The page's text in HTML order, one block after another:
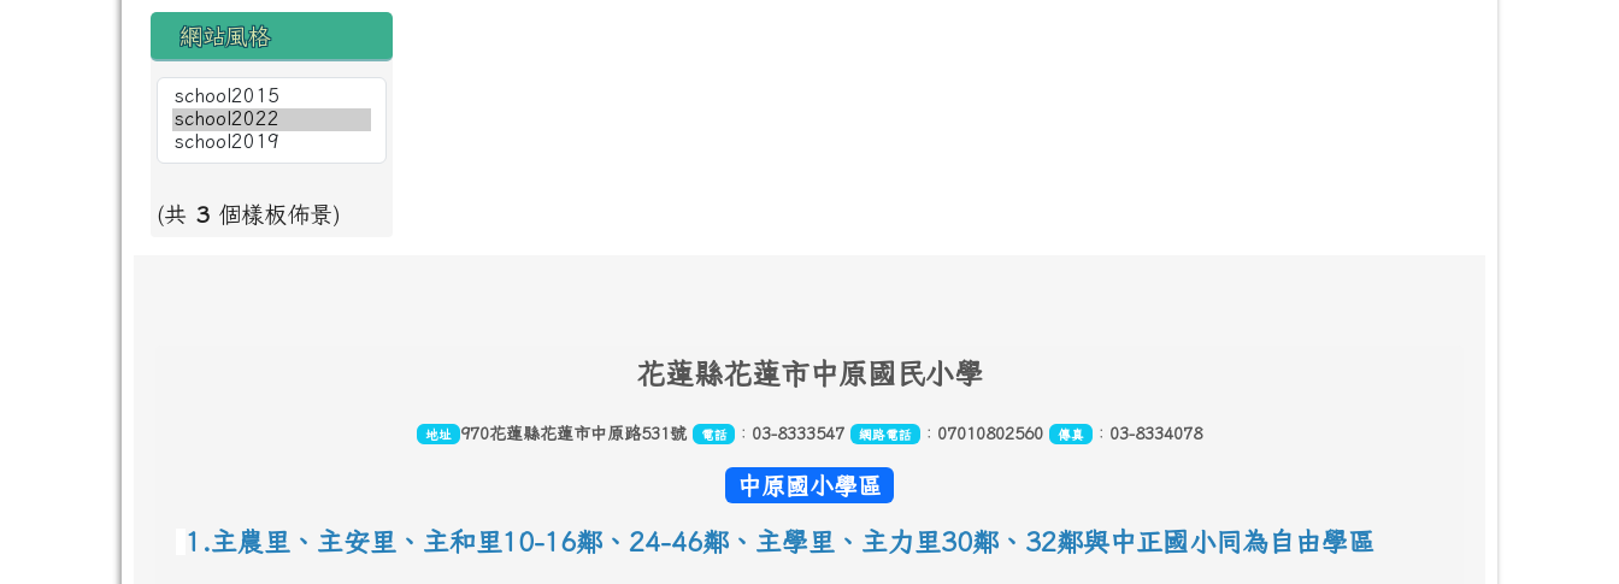
網站風格
(共 3個樣板佈景)
花蓮縣花蓮市中原國民小學
地址 970花蓮縣花蓮市中原路531號 電話 ： 03-8333547 網路電話 ： 07010802560 傳真 ： 03-8334078
中原國小學區
1.主農里、主安里、主和里10-16鄰、 24-46鄰、主學里、主力里30鄰、 32鄰與中正國小同為自由學區